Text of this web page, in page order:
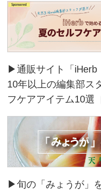
▶通販サイト「iHerb
10年以上の編集部ス
フケアアイテム10選
▶旬の「みょうが」